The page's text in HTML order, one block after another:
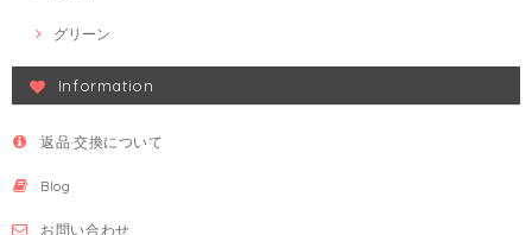
グリーン
Information
返品·交換について
Blog
お問い合わせ